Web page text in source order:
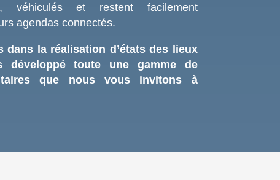
véhiculés et restent facilement
agendas connectés.
dans la réalisation d’états des lieux
développé toute une gamme de
que nous vous invitons à